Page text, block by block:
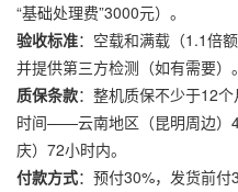
“基础处理费”3000元）。
验收标准：空载和满载（1.1倍
并提供第三方检测（如有需要）。
质保条款：整机质保不少于12
时间——云南地区（昆明周边）
庆）72小时内。
付款方式：预付30%，发货前